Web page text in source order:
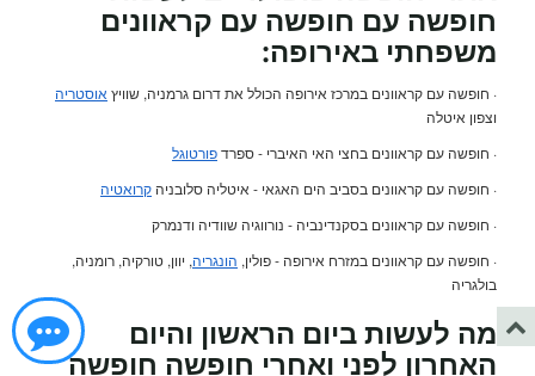
חופשה עם חופשה עם קראוונים
משפחתי באירופה:
· חופשה עם קראוונים במרכז אירופה הכולל את דרום גרמניה, שוויץ אוסטריה
וצפון איטלה
· חופשה עם קראוונים בחצי האי האיברי - ספרדפורטוגל
· חופשה עם קראוונים בסביב הים האגאי - איטליה סלובניה קרואטיה
· חופשה עם קראוונים בסקנדינביה - נורווגיה שוודיה ודנמרק
· חופשה עם קראוונים במזרח אירופה - פולין, הונגריה, יוון, טורקיה, רומניה,
בולגריה
מה לעשות ביום הראשון והיום
האחרון לפני ואחרי חופשה חופשה